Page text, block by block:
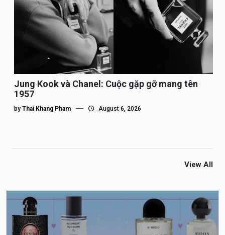
Jung Kook và Chanel: Cuộc gặp gỡ mang tên
1957
by Thai Khang Pham August 6, 2026
View All